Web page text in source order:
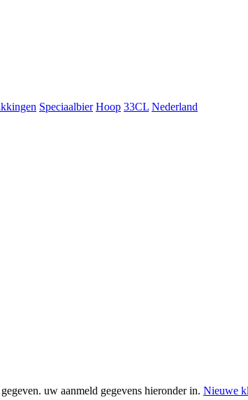
Speciaalbier Hoop 33CL Nederland
uw aanmeld gegevens hieronder in. Nieuwe